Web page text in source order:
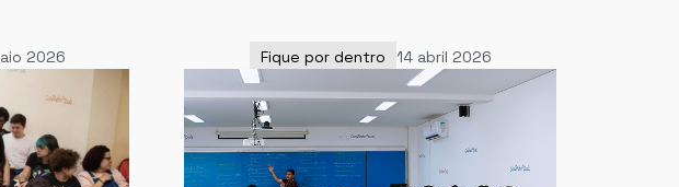
2026 Fique por dentro 14 abril 2026